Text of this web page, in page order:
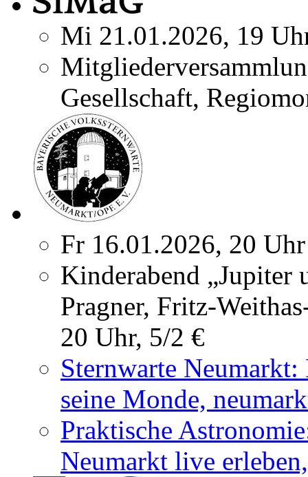
Mi 21.01.2026, 19
Gesellschaft,
Fr 16.01.2026, 20 Uhr
Kinderabend „Jupiter
Pragner, Fritz-
20 Uhr, 5/2 €
Sternwarte
seine Monde,
Praktische
Neumarkt live